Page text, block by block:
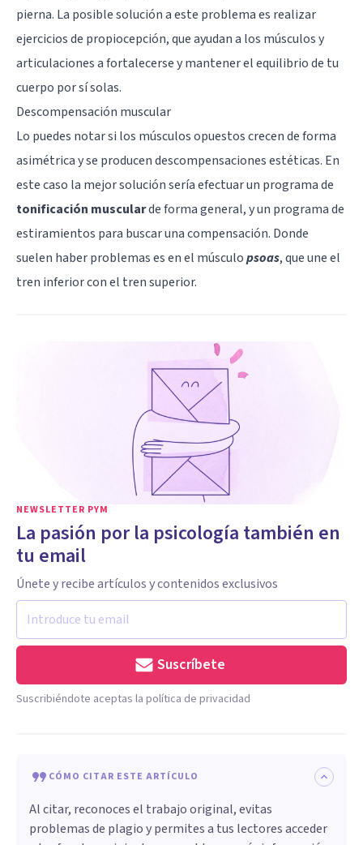
pierna. La posible solución a este problema es realizar
ejercicios de propiocepción, que ayudan a los músculos y
articulaciones a fortalecerse y mantener el equilibrio de tu
cuerpo por sí solas.
Descompensación muscular
Lo puedes notar si los músculos opuestos crecen de forma
asimétrica y se producen descompensaciones estéticas. En
este caso la mejor solución sería efectuar un programa de
tonificación muscularde forma general, y un programa de
estiramientos para buscar una compensación. Donde
suelen haber problemas es en el músculopsoas, que une el
tren inferior con el tren superior.
NEWSLETTER PYM
La pasión por la psicología también en
tu email
Únete y recibe artículos y contenidos exclusivos
Suscríbete
Suscribiéndote aceptas la política de privacidad
CÓMO CITAR ESTE ARTÍCULO
Al citar, reconoces el trabajo original, evitas
problemas de plagio y permites a tus lectores acceder